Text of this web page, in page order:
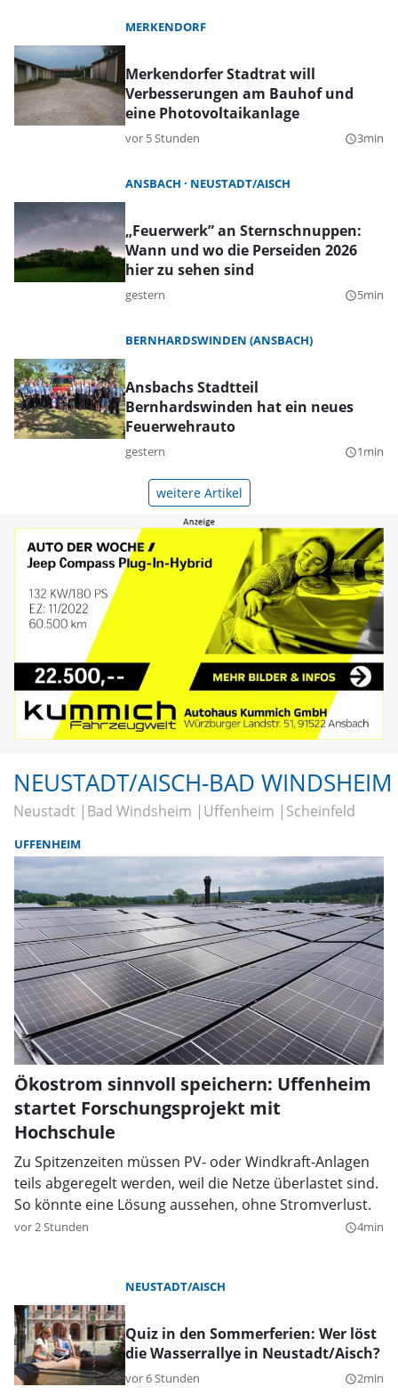
MERKENDORF
Merkendorfer Stadtrat will
Verbesserungen am Bauhof und
eine Photovoltaikanlage
vor 5 Stunden query_builder3min
ANSBACH NEUSTADT/AISCH
„Feuerwerk” an Sternschnuppen:
Wann und wo die Perseiden 2026
hier zu sehen sind
gestern query_builder5min
BERNHARDSWINDEN (ANSBACH)
Ansbachs Stadtteil
Bernhardswinden hat ein neues
Feuerwehrauto
gestern query_builder1min
weitere Artikel
NEUSTADT/AISCH-BAD WINDSHEIM
Neustadt Bad Windsheim Uffenheim Scheinfeld
UFFENHEIM
Ökostrom sinnvoll speichern: Uffenheim
startet Forschungsprojekt mit
Hochschule
Zu Spitzenzeiten müssen PV- oder Windkraft-Anlagen
teils abgeregelt werden, weil die Netze überlastet sind.
So könnte eine Lösung aussehen, ohne Stromverlust.
vor 2 Stunden query_builder4min
NEUSTADT/AISCH
Quiz in den Sommerferien: Wer löst
die Wasserrallye in Neustadt/Aisch?
vor 6 Stunden query_builder2min